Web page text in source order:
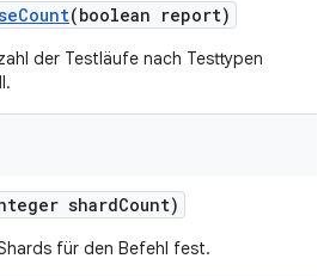
Count(boolean report)
der Testläufe nach Testtypen
shardCount)
für den Befehl fest.